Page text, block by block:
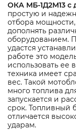
ОКА МБ-1Д2М13 с
простую и
отбора
дополнять
оборудованием.
удастся
работе это
использовать ее
техника имеет
вес. Такой
много топлива
запускается и
срок. Топливный
отличается
ударам.